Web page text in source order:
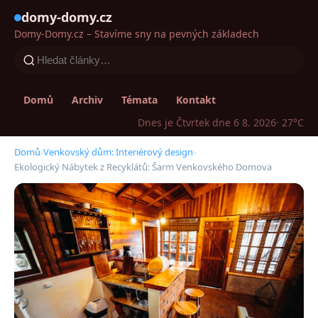
domy-domy.cz
Domy-Domy.cz – Stavíme sny na pevných základech
Domů Archiv Témata
Kontakt
Dnes je Čtvrtek dne 6 8. 2026· 27°C
Domů›Venkovský dům: Interiérový design›
Ekologický Nábytek z Recyklátů: Šarm Venkovského Domova